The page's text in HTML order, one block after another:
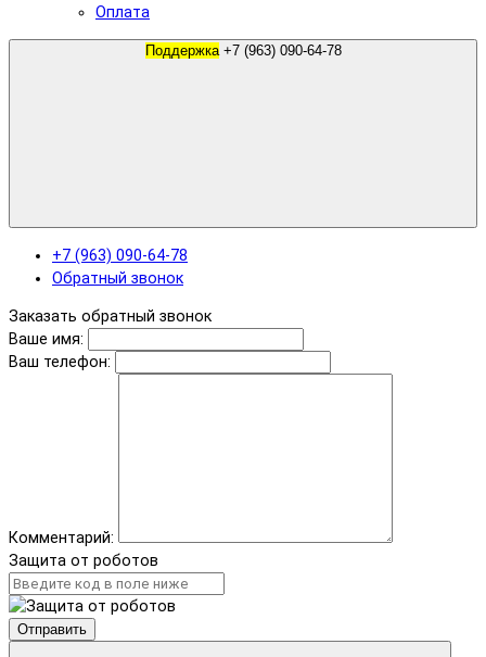
Оплата
Поддержка +7 (963) 090-64-78
+7 (963) 090-64-78
Обратный звонок
Заказать обратный звонок
Ваше имя:
Ваш телефон:
Комментарий:
Защита от роботов
Отправить